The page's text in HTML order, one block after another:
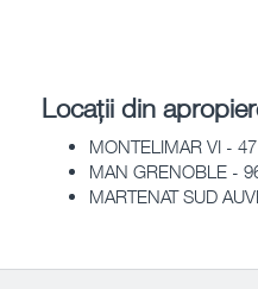
Locații din
MONTELIMAR VI -
MAN GRENOBLE -
MARTENAT SUD